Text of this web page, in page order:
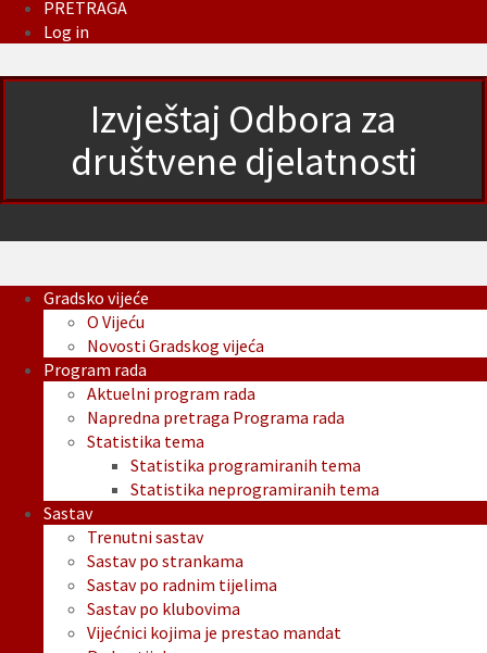
PRETRAGA
Log in
Izvještaj Odbora za
društvene djelatnosti
Gradsko vijeće
O Vijeću
Novosti Gradskog vijeća
Program rada
Aktuelni program rada
Napredna pretraga Programa rada
Statistika tema
Statistika programiranih tema
Statistika neprogramiranih tema
Sastav
Trenutni sastav
Sastav po strankama
Sastav po radnim tijelima
Sastav po klubovima
Vijećnici kojima je prestao mandat